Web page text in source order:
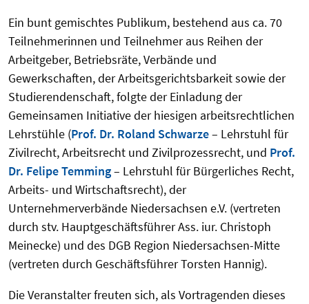
Ein bunt gemischtes Publikum, bestehend aus ca. 70
Teilnehmerinnen und Teilnehmer aus Reihen der
Arbeitgeber, Betriebsräte, Verbände und
Gewerkschaften, der Arbeitsgerichtsbarkeit sowie der
Studierendenschaft, folgte der Einladung der
Gemeinsamen Initiative der hiesigen arbeitsrechtlichen
Lehrstühle (Prof. Dr. Roland Schwarze– Lehrstuhl für
Zivilrecht, Arbeitsrecht und Zivilprozessrecht, und Prof.
Dr. Felipe Temming– Lehrstuhl für Bürgerliches Recht,
Arbeits- und Wirtschaftsrecht), der
Unternehmerverbände Niedersachsen e.V. (vertreten
durch stv. Hauptgeschäftsführer Ass. iur. Christoph
Meinecke) und des DGB Region Niedersachsen-Mitte
(vertreten durch Geschäftsführer Torsten Hannig).
Die Veranstalter freuten sich, als Vortragenden dieses